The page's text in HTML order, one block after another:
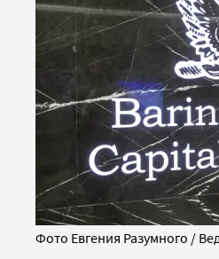
Фото Евгения Разумного /